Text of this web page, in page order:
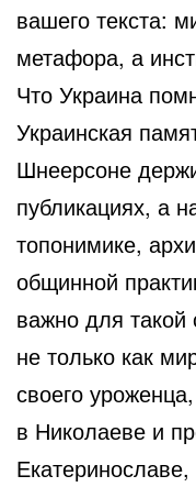
вашего текста:
метафора, а
Что Украина
Украинская
Шнеерсоне
публикациях, а
топонимике,
общинной
важно для такой
не только как
своего
в Николаеве и